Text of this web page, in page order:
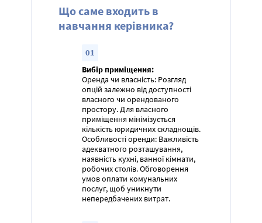
Що саме входить в
навчання керівника?
01
Вибір приміщення:
Оренда чи власність: Розгляд
опцій залежно від доступності
власного чи орендованого
простору. Для власного
приміщення мінімізується
кількість юридичних складнощів.
Особливості оренди: Важливість
адекватного розташування,
наявність кухні, ванної кімнати,
робочих столів. Обговорення
умов оплати комунальних
послуг, щоб уникнути
непередбачених витрат.